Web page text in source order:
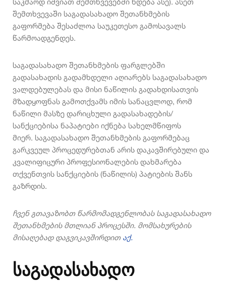
შემთხვევაში საგადასახადო შეთანხმების
გაფორმება შესაძლოა საუკეთესო გამოსავალს
წარმოადგენდეს.
საგადასახადო შეთანხმების ფარგლებში
გადასახადის გადამხდელი აღიარებს საგადასახადო
ვალდებულებას და მისი ნაწილის გადახდისათვის
მზადყოფნას გამოთქვამს იმის სანაცვლოდ, რომ
ნაწილი მასზე დარიცხული გადასახადების/
სანქციებისა ნაპატიები იქნება სახელმწიფოს
მიერ. საგადასახადო შეთანხმების გაფორმებაც
გარკვეულ პროცედურებთან არის დაკავშირებული და
კვალიფიცური პროფესიონალების დახმარება
თქვენთვის სანქციების (ნაწილის) პატიების შანს
გაზრდის.
ჩვენ გთავაზობთ წარმომადგენლობას საგადასახადო
შეთანხმების მთლიან პროცესში. მომსახურების
მისაღებად დაგვიკავშირდით აქ.
საგადასახადო